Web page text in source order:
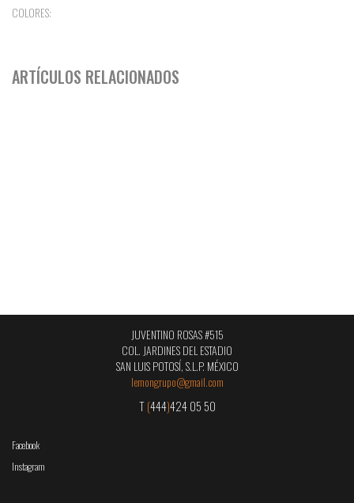
COLORES:
ARTÍCULOS RELACIONADOS
JUVENTINO ROSAS #515
COL. JARDINES DEL ESTADIO
SAN LUIS POTOSÍ, S.L.P. MÉXICO
lemongrupo@gmail.com
T(444)424 05 50
Facebook
Instagram